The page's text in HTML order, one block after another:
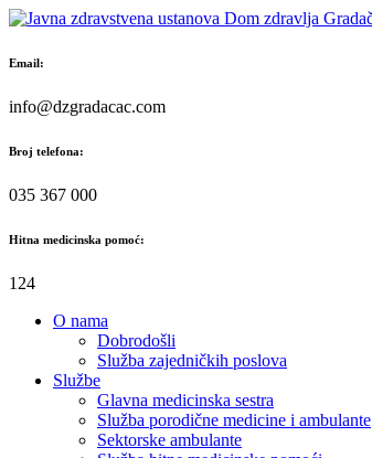
Skip
content
Email:
info@dzgradacac.com
Broj telefona:
035 367 000
Hitna medicinska pomoć:
124
O nama
Dobrodošli
Služba zajedničkih poslova
Službe
Glavna medicinska sestra
Služba porodične medicine i ambulante
Sektorske ambulante